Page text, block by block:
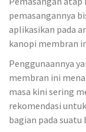
pemasangannya
aplikasikan pada
kanopi membran
Penggunaannya
membran ini
masa kini sering
rekomendasi
bagian pada suatu